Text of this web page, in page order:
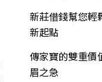
新莊借錢幫您輕
新起點
傳家寶的雙重價
眉之急